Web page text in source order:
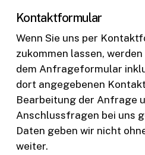
Kontaktformular
Wenn Sie uns per
zukommen lassen,
dem Anfrageformular
dort angegebenen
Bearbeitung der Anfrage
Anschlussfragen bei uns
Daten geben wir nicht
weiter.